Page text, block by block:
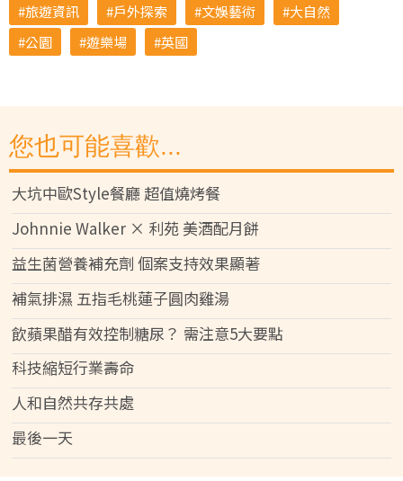
旅遊資訊 戶外探索 文娛藝術
大自然
公園
遊樂場 英國
您也可能喜歡...
大坑中歐Style餐廳 超值燒烤餐
Johnnie Walker × 利苑 美酒配月餅
益生菌營養補充劑 個案支持效果顯著
補氣排濕 五指毛桃蓮子圓肉雞湯
飲蘋果醋有效控制糖尿？ 需注意5大要點
科技縮短行業壽命
人和自然共存共處
最後一天